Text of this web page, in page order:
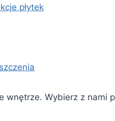
płytek
wnętrze. Wybierz z nami